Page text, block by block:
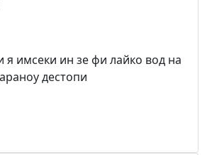
имсеки ин зе фи лайко вод на
дестопи